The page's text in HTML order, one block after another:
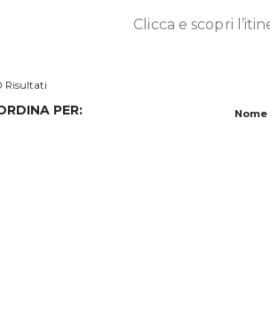
Clicca e scopri
Risultati
PER: Nome